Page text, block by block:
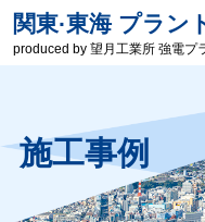
関東·東海 プラン
produced by 望月工業所 強電プ
施工事例